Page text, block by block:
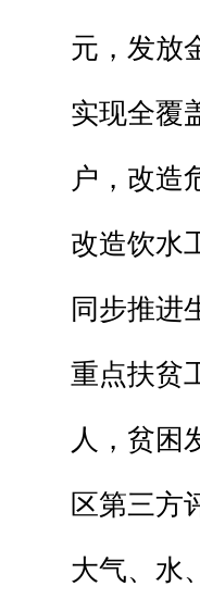
元，发放
实现全覆
户，改造
改造饮水
同步推进
重点扶贫
人，贫困
区第三方
大气、水